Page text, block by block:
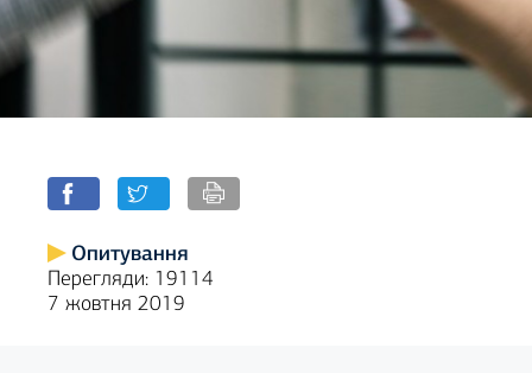
Опитування
Перегляди: 19114
7 жовтня 2019